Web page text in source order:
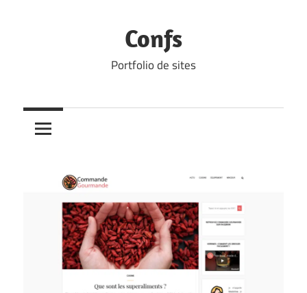
Confs
Portfolio de sites